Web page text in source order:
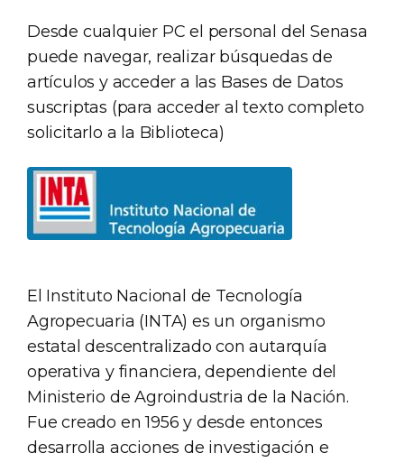
Desde cualquier PC el personal del Senasa
puede navegar, realizar búsquedas de
artículos y acceder a las Bases de Datos
suscriptas (para acceder al texto completo
solicitarlo a la Biblioteca)
El Instituto Nacional de Tecnología
Agropecuaria (INTA) es un organismo
estatal descentralizado con autarquía
operativa y financiera, dependiente del
Ministerio de Agroindustria de la Nación.
Fue creado en 1956 y desde entonces
desarrolla acciones de investigación e